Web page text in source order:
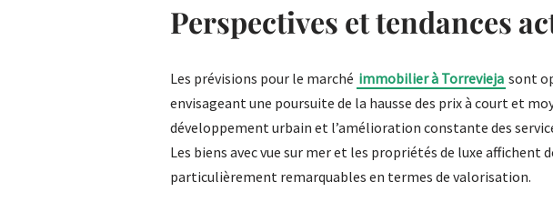
Perspectives et tendances
Les prévisions pour le marché immobilier à Torrevieja sont
envisageant une poursuite de la hausse des prix à court et
développement urbain et l’amélioration constante des
Les biens avec vue sur mer et les propriétés de luxe affichent
particulièrement remarquables en termes de valorisation.